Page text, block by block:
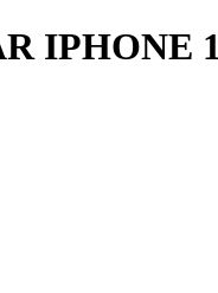
IPHONE